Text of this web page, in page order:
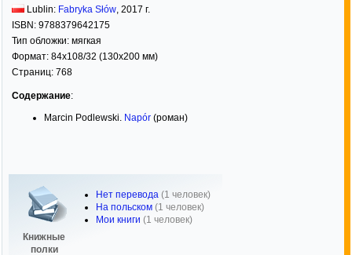
Lublin: Fabryka Słów, 2017 г.
ISBN: 9788379642175
Тип обложки: мягкая
Формат: 84x108/32 (130x200 мм)
Страниц: 768
Содержание:
Marcin Podlewski. Napór (роман)
Книжные
полки
Нет перевода (1 человек)
На польском (1 человек)
Мои книги (1 человек)